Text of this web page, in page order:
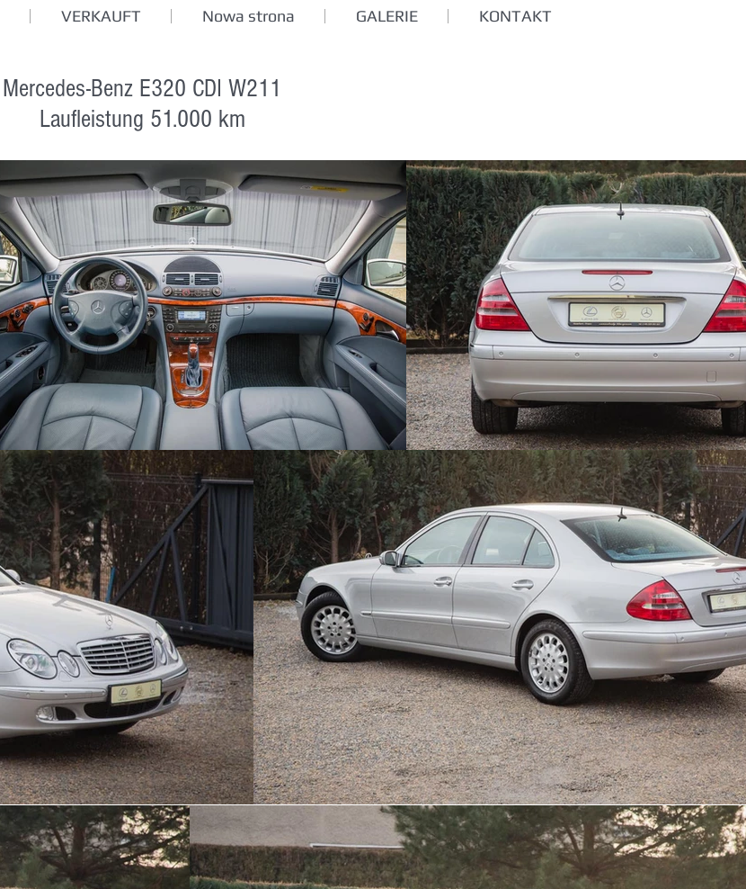
VERKAUFT Nowa strona GALERIE KONTAKT
Mercedes-Benz E320 CDI W211
Laufleistung 51.000 km